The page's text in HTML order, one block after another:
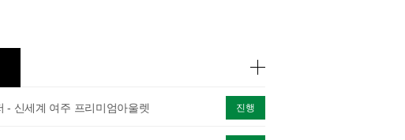
- 신세계 여주 프리미엄아울렛 진행